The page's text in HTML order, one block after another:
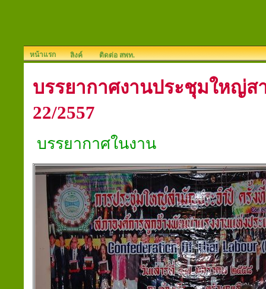
หน้าแรก ลิงค์ ติดต่อ สพท.
บรรยากาศงานประชุมใหญ่
22/2557
บรรยากาศในงาน